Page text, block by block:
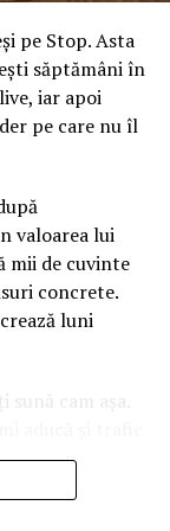
pe Stop. Asta
săptămâni în
iar apoi
pe care nu îl
valoarea lui
mii de cuvinte
concrete.
luni
cam așa.
Răspunsul
felul în care